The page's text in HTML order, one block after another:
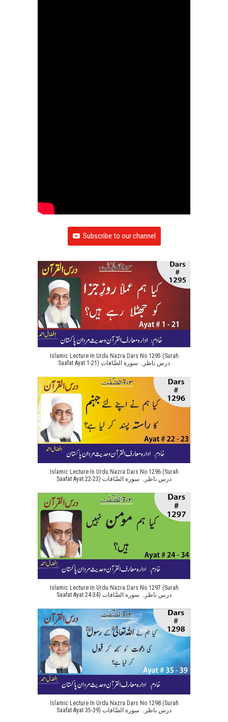
Subscribe to our channel
Islamic Lecture In Urdu Nazra Dars No 1295 (Surah
Saafat Ayat 1-21) درس ناظرہ سورة الصَّافات
Islamic Lecture In Urdu Nazra Dars No 1296 (Surah
Saafat Ayat 22-23) درس ناظرہ سورة الصَّافات
Islamic Lecture In Urdu Nazra Dars No 1297 (Surah
Saafat Ayat 24-34) درس ناظرہ سورة الصَّافات
Islamic Lecture In Urdu Nazra Dars No 1298 (Surah
Saafat Ayat 35-39) درس ناظرہ سورة الصَّافات